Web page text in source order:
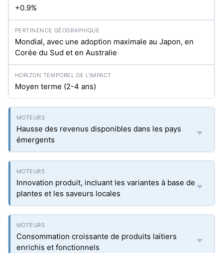
+0.9%
Mondial, avec une adoption maximale au Japon, en
Corée du Sud et en Australie
Moyen terme (2-4 ans)
Hausse des revenus disponibles dans les pays
émergents
Innovation produit, incluant les variantes à base de
plantes et les saveurs locales
Consommation croissante de produits laitiers
enrichis et fonctionnels